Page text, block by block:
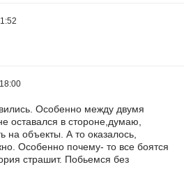
Особенно между двумя
оставался в стороне,думаю,
на объекты. А то оказалось,
Особенно почему- то все боятся
страшит. Побьемся без